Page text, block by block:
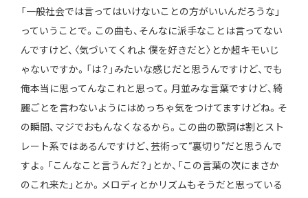
「一般社会では言ってはいけないことの方がいいんだろうな」
っていうことで。この曲も、そんなに派手なことは言ってない
んですけど、〈気づいてくれよ 僕を好きだと〉とか超キモいじ
ゃないですか。「は？」みたいな感じだと思うんですけど、でも
俺本当に思ってんなこれと思って。月並みな言葉ですけど、綺
麗ごとを言わないようにはめっちゃ気をつけてますけどね。そ
の瞬間、マジでおもんなくなるから。この曲の歌詞は割とスト
レート系ではあるんですけど、芸術って“裏切り”だと思うんで
すよ。「こんなこと言うんだ？」とか、「この言葉の次にまさか
のこれ来た」とか。メロディとかリズムもそうだと思っている